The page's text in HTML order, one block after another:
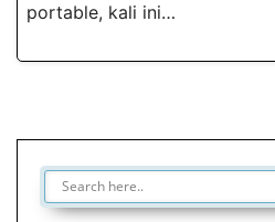
portable, kali ini…